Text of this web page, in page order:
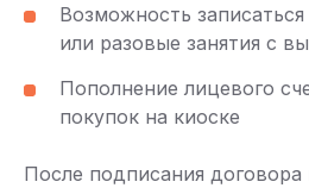
Возможность
или разовые занятия с
Пополнение лицевого
покупок на киоске
После подписания договора